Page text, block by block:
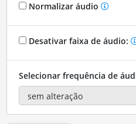
Normalizar áudio
Desativar faixa de áudio:
Selecionar frequência de